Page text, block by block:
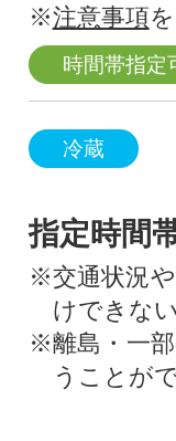
※注意事項
時間帯指定
冷蔵
指定時間
※交通状況
けできな
※離島・一
うことが